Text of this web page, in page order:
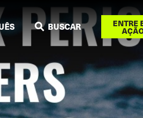
BUSCAR
Take
action
ENTRE